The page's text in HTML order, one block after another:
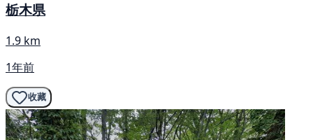
栃木県
1.9 km
1年前
收藏